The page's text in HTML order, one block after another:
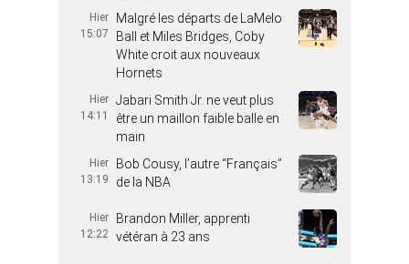
Hier
15:07
Malgré les départs de LaMelo
Ball et Miles Bridges, Coby
White croit aux nouveaux
Hornets
Hier
14:11
Jabari Smith Jr. ne veut plus
être un maillon faible balle en
main
Hier
13:19
Bob Cousy, l’autre “Français”
de la NBA
Hier
12:22
Brandon Miller, apprenti
vétéran à 23 ans